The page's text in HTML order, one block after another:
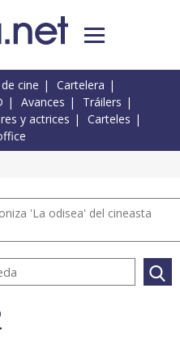
cine
Cartelera
Avances
Tráilers
y actrices
Carteles
'La odisea' del cineasta